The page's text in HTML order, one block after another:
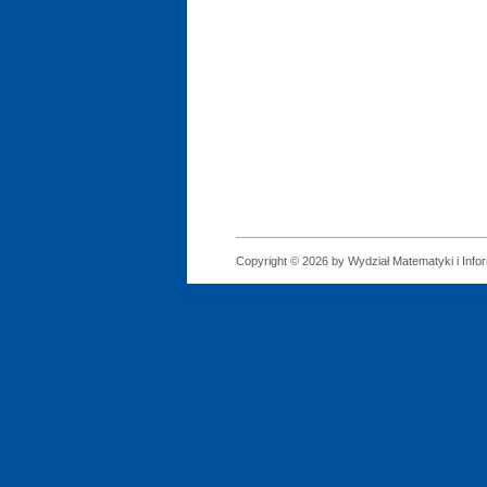
Copyright © 2026 by Wydział Matematyki i